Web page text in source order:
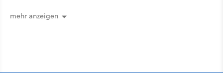
mehr anzeigen